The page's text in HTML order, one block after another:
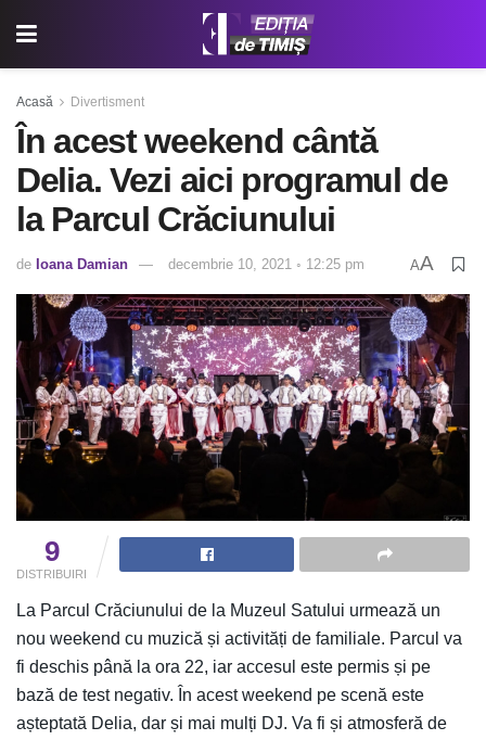
Acasă Divertisment
În acest weekend cântă
Delia. Vezi aici programul de
la Parcul Crăciunului
de Ioana Damian decembrie 10, 2021 ◦ 12:25 pm AA
9
DISTRIBUIRI
La Parcul Crăciunului de la Muzeul Satului urmează un
nou weekend cu muzică și activități de familiale. Parcul va
fi deschis până la ora 22, iar accesul este permis și pe
bază de test negativ. În acest weekend pe scenă este
așteptată Delia, dar și mai mulți DJ. Va fi și atmosferă de